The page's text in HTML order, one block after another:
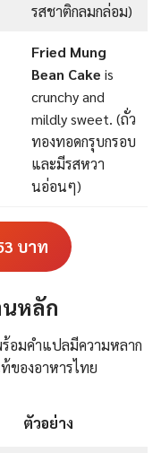
รสชาติกลมกล่อม)
Fried Mung
Bean Cake is
crunchy and
mildly sweet. (ถั่ว
ทองทอดกรุบกรอบ
และมีรสหวา
นอ่อนๆ)
บาท
นหลัก
อมคําแปลมีความหลาก
ของอาหารไทย
ตัวอย่าง